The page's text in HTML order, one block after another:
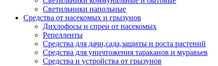
Светильники напольные
Средства от насекомых и грызунов
Дихлофосы и спреи от насекомых
Репелленты
Средства для дачи,сада,защиты и роста растений
Средства для уничтожения тараканов и муравьев
Средства и устройства от грызунов